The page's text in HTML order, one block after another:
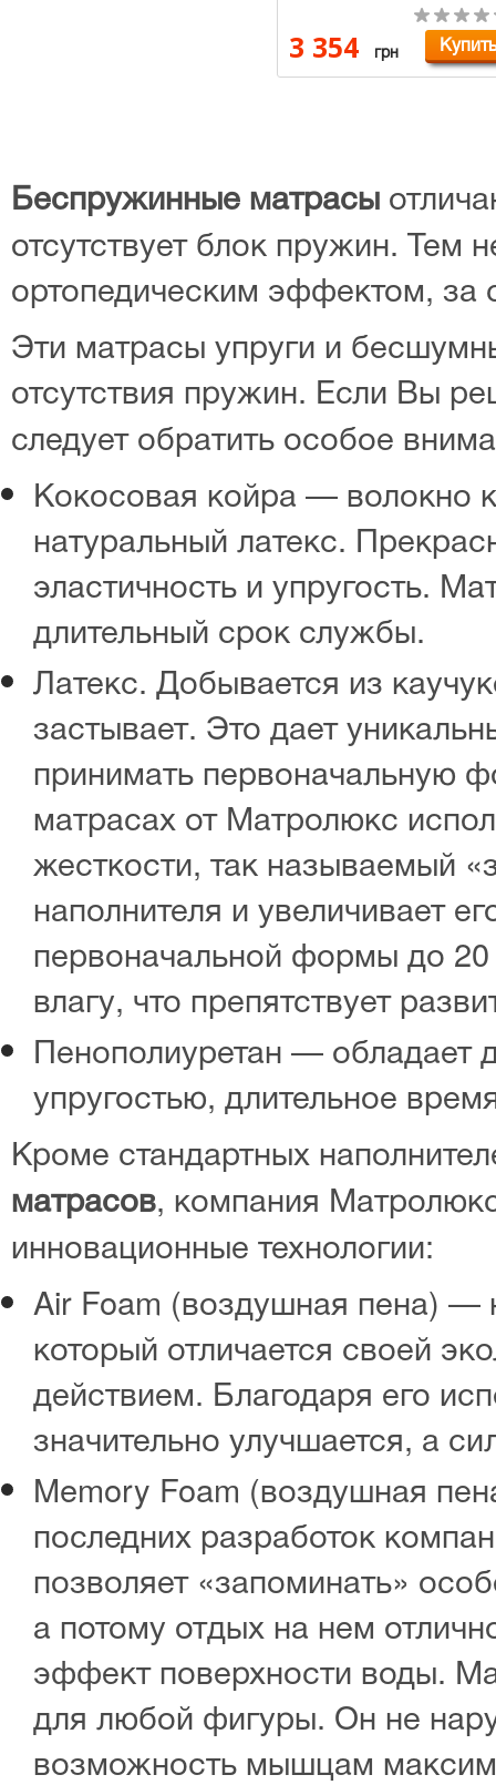
3 354 грн Купить
Беспружинные матрасы
отсутствует блок пружин. Тем
ортопедическим эффектом, за
Эти матрасы упруги и
отсутствия пружин. Если Вы
следует обратить особое
Кокосовая койра — волокно
натуральный латекс.
эластичность и упругость.
длительный срок службы.
Латекс. Добывается из
застывает. Это дает
принимать первоначальную
матрасах от Матролюкс
жесткости, так называемый
наполнителя и увеличивает
первоначальной формы до 20
влагу, что препятствует
Пенополиуретан — обладает
упругостью, длительное
Кроме стандартных
матрасов, компания
инновационные технологии:
Air Foam (воздушная пена) —
который отличается своей
действием. Благодаря его
значительно улучшается, а
Memory Foam (воздушная
последних разработок
позволяет «запоминать»
а потому отдых на нем
эффект поверхности воды.
для любой фигуры. Он не
возможность мышцам